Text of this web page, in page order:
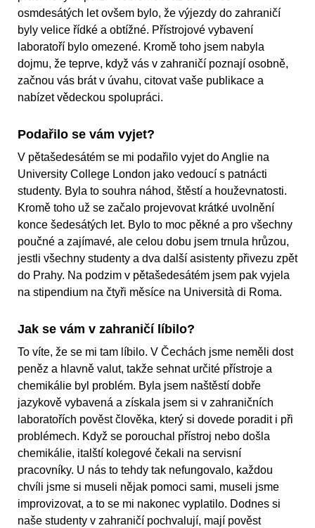
osmdesátých let ovšem bylo, že výjezdy do zahraničí
byly velice řídké a obtížné. Přístrojové vybavení
laboratoří bylo omezené. Kromě toho jsem nabyla
dojmu, že teprve, když vás v zahraničí poznají osobně,
začnou vás brát v úvahu, citovat vaše publikace a
nabízet vědeckou spolupráci.
Podařilo se vám vyjet?
V pětašedesátém se mi podařilo vyjet do Anglie na
University College London jako vedoucí s patnácti
studenty. Byla to souhra náhod, štěstí a houževnatosti.
Kromě toho už se začalo projevovat krátké uvolnění
konce šedesátých let. Bylo to moc pěkné a pro všechny
poučné a zajímavé, ale celou dobu jsem trnula hrůzou,
jestli všechny studenty a dva další asistenty přivezu zpět
do Prahy. Na podzim v pětašedesátém jsem pak vyjela
na stipendium na čtyři měsíce na Università di Roma.
Jak se vám v zahraničí líbilo?
To víte, že se mi tam líbilo. V Čechách jsme neměli dost
peněz a hlavně valut, takže sehnat určité přístroje a
chemikálie byl problém. Byla jsem naštěstí dobře
jazykově vybavená a získala jsem si v zahraničních
laboratořích pověst člověka, který si dovede poradit i při
problémech. Když se porouchal přístroj nebo došla
chemikálie, italští kolegové čekali na servisní
pracovníky. U nás to tehdy tak nefungovalo, každou
chvíli jsme si museli nějak pomoci sami, museli jsme
improvizovat, a to se mi nakonec vyplatilo. Dodnes si
naše studenty v zahraničí pochvalují, mají pověst